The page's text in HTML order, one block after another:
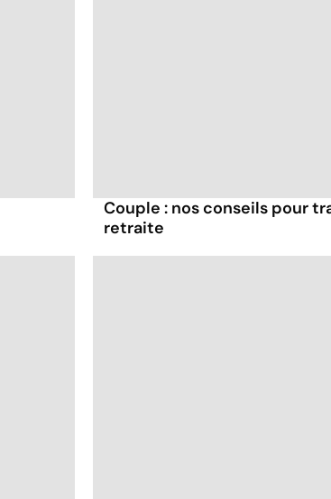
Couple : nos conseils pour
retraite